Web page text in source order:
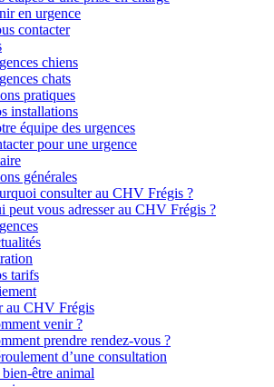
en urgence
contacter
chiens
chats
pratiques
installations
équipe des urgences
pour une urgence
générales
consulter au CHV Frégis ?
peut vous adresser au CHV Frégis ?
tarifs
au CHV Frégis
venir ?
prendre rendez-vous ?
d’une consultation
être animal